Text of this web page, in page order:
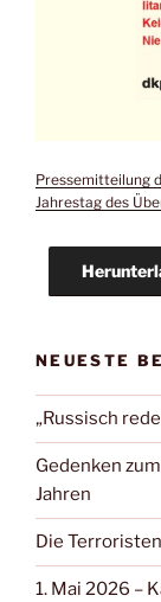
Pressemitteilung
Jahrestag des
NEUESTE
„Russisch
Gedenken
Jahren
Die
1. Mai 2026 –